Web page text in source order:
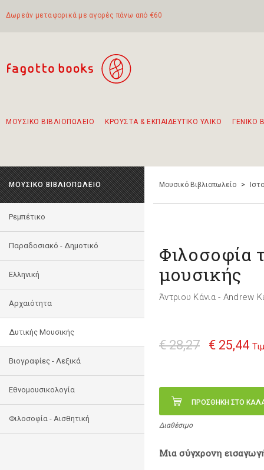
Δωρεάν μεταφορικά με αγορές πάνω από €60
ΜΟΥΣΙΚΟ ΒΙΒΛΙΟΠΩΛΕΙΟ ΚΡΟΥΣΤΑ & ΕΚΠΑΙΔΕΥΤΙΚΟ ΥΛΙΚΟ ΓΕΝΙΚΟ
ΜΟΥΣΙΚΟ ΒΙΒΛΙΟΠΩΛΕΙΟ
Ρεμπέτικο
Παραδοσιακό - Δημοτικό
Ελληνική
Αρχαιότητα
Δυτικής Μουσικής
Βιογραφίες - Λεξικά
Εθνομουσικολογία
Φιλοσοφία - Αισθητική
Μουσικό Βιβλιοπωλείο >
Φιλοσοφία
μουσικής
Άντριου Κάνια - Andrew
€ 28,27 € 25,44
ΠΡΟΣΘΗΚΗ ΣΤΟ
Διαθέσιμο
Μια σύγχρονη